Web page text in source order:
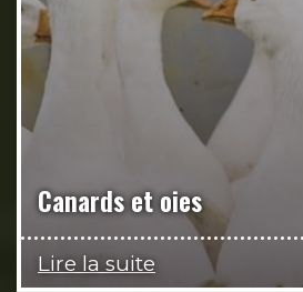
Canards et oies
Lire la suite